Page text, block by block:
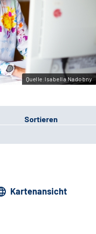
Quelle:Isabella Nadobny
Sortieren
Kartenansicht